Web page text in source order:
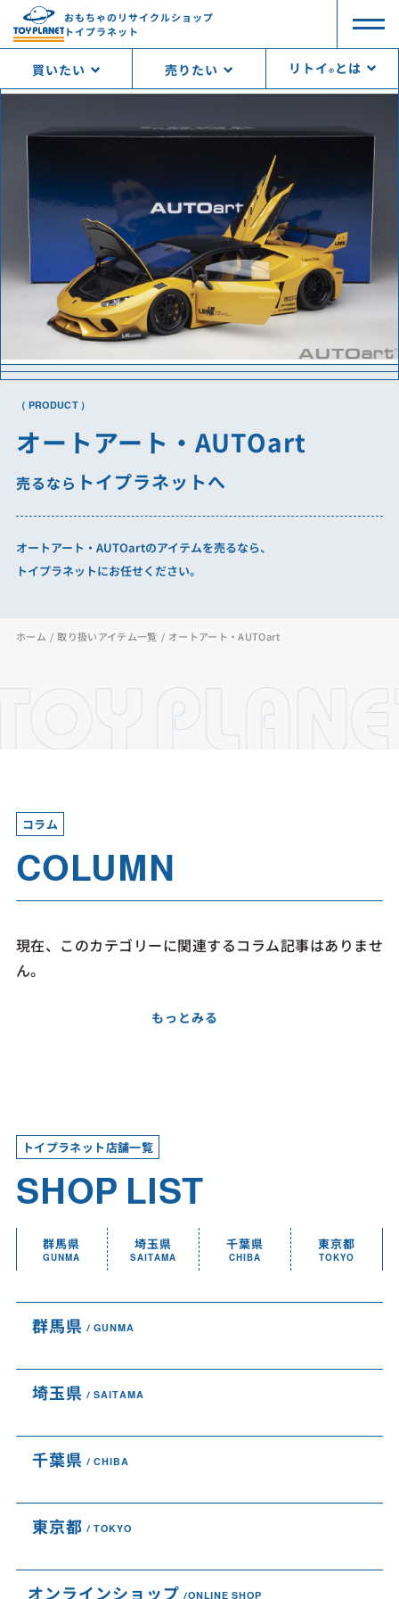
おもちゃのリサイクルショップ
トイプラネット
買いたい 売りたい リトイ®︎とは
（ PRODUCT ）
オートアート・AUTOart
売るなら トイプラネットへ
オートアート・AUTOartのアイテムを売るなら、
トイプラネットにお任せください。
ホーム 取り扱いアイテム一覧 オートアート・AUTOart
COLUMN
コラム
現在、このカテゴリーに関連するコラム記事はありませ
ん。
もっとみる
SHOP LIST
トイプラネット店舗一覧
群馬県
GUNMA
埼玉県
SAITAMA
千葉県
CHIBA
東京都
TOKYO
群馬県 GUNMA
埼玉県 SAITAMA
千葉県 CHIBA
東京都 TOKYO
オンラインショップ ONLINE SHOP